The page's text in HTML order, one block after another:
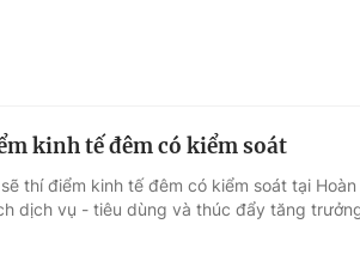
kinh tế đêm có kiểm soát
thí điểm kinh tế đêm có kiểm soát tại
dịch vụ - tiêu dùng và thúc đẩy tăng